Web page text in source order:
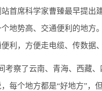
席科学家曹臻最早提出建
地势高、交通便利的地方
利，方便走电缆、传数据
察了云南、青海、西藏、
每个地方都是“好地方”，